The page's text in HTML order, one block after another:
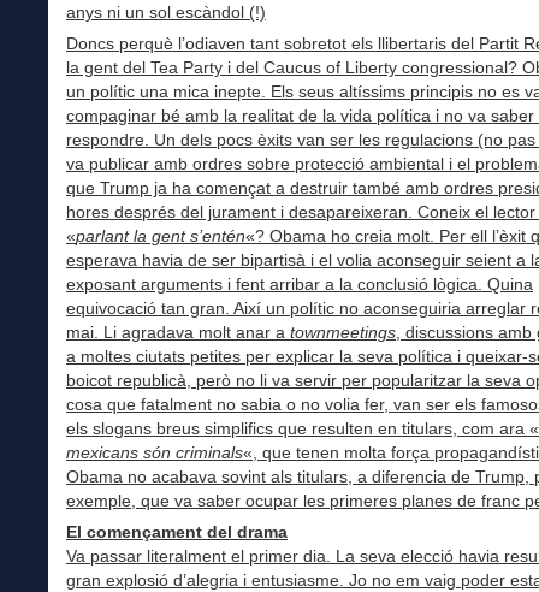
anys ni un sol escàndol (!)
Doncs perquè l’odiaven tant sobretot els llibertaris del Partit
la gent del Tea Party i del Caucus of Liberty congressional?
un polític una mica inepte. Els seus altíssims principis no es
compaginar bé amb la realitat de la vida política i no va saber
respondre. Un dels pocs èxits van ser les regulacions (no
va publicar amb ordres sobre protecció ambiental i el
que Trump ja ha començat a destruir també amb ordres
hores després del jurament i desapareixeran. Coneix el
«parlant la gent s’entén«? Obama ho creia molt. Per ell l’èxit
esperava havia de ser bipartisà i el volia aconseguir seient a
exposant arguments i fent arribar a la conclusió lògica. Quina
equivocació tan gran. Així un polític no aconseguiria arreglar
mai. Li agradava molt anar a townmeetings, discussions amb
a moltes ciutats petites per explicar la seva política i queixar-
boicot republicà, però no li va servir per popularitzar la seva
cosa que fatalment no sabia o no volia fer, van ser els
els slogans breus simplifics que resulten en titulars, com ara «
mexicans són criminals«, que tenen molta força
Obama no acabava sovint als titulars, a diferencia de Trump,
exemple, que va saber ocupar les primeres planes de franc
El començament del drama
Va passar literalment el primer dia. La seva elecció havia
gran explosió d’alegria i entusiasme. Jo no em vaig poder